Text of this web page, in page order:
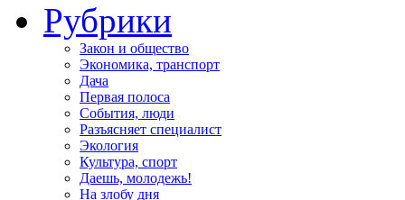
Рубрики
Закон и общество
Экономика, транспорт
Дача
Первая полоса
События, люди
Разъясняет специалист
Экология
Культура, спорт
Даешь, молодежь!
На злобу дня